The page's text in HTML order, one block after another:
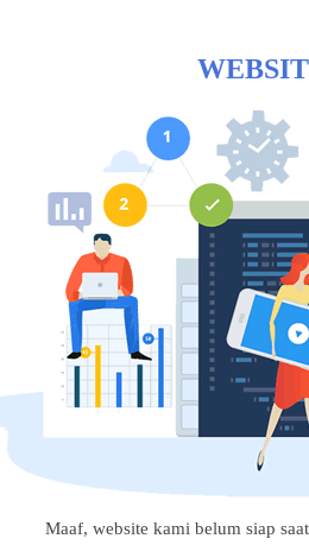
Maaf, website kami belum siap